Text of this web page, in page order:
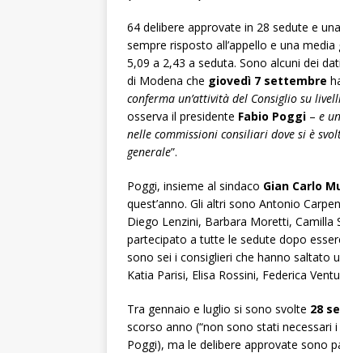
64 delibere approvate in 28 sedute e
sempre risposto all’appello e una
5,09 a 2,43 a seduta. Sono alcuni dei
di Modena che giovedì 7 settembre
conferma un’attività del Consiglio su
osserva il presidente Fabio Poggi – e
nelle commissioni consiliari dove si è
generale”.
Poggi, insieme al sindaco Gian Carlo
quest’anno. Gli altri sono Antonio
Diego Lenzini, Barbara Moretti, Camilla
partecipato a tutte le sedute dopo
sono sei i consiglieri che hanno saltato
Katia Parisi, Elisa Rossini, Federica
Tra gennaio e luglio si sono svolte 28
scorso anno (“non sono stati necessari
Poggi), ma le delibere approvate sono